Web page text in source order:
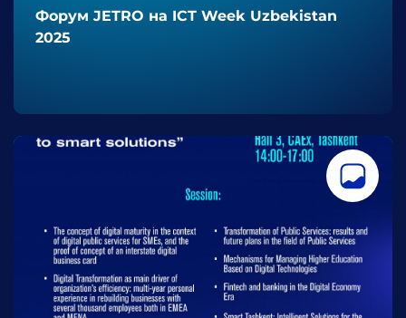
Форум JETRO на ICT Week Uzbekistan
2025